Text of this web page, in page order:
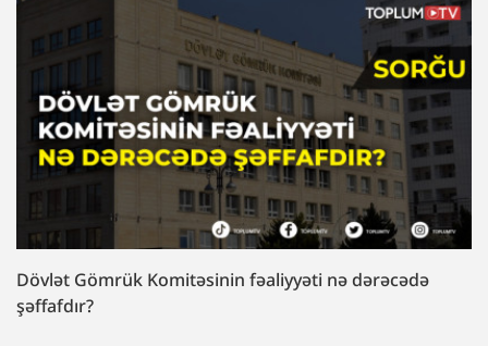
Dövlət Gömrük Komitəsinin fəaliyyəti nə dərəcədə
şəffafdır?